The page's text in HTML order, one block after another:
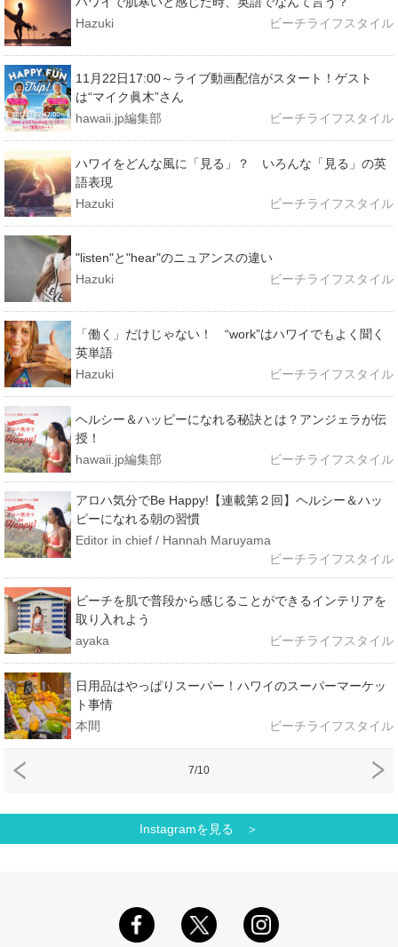
Hazuki
ビーチライフスタイル
11月22日17:00～ライブ動画配信がスタート！ゲスト
は“マイク眞木”さん
hawaii.jp編集部
ビーチライフスタイル
ハワイをどんな風に「見る」？ いろんな「見る」の英
語表現
Hazuki
ビーチライフスタイル
"listen"と"hear"のニュアンスの違い
Hazuki
ビーチライフスタイル
「働く」だけじゃない！ “work”はハワイでもよく聞く
英単語
Hazuki
ビーチライフスタイル
ヘルシー＆ハッピーになれる秘訣とは？アンジェラが伝
授！
hawaii.jp編集部
ビーチライフスタイル
アロハ気分でBe Happy!【連載第２回】ヘルシー＆ハッ
ピーになれる朝の習慣
Editor in chief / Hannah Maruyama
ビーチライフスタイル
ビーチを肌で普段から感じることができるインテリアを
取り入れよう
ayaka
ビーチライフスタイル
日用品はやっぱりスーパー！ハワイのスーパーマーケッ
ト事情
本間
ビーチライフスタイル
7/10
Instagramを見る ＞